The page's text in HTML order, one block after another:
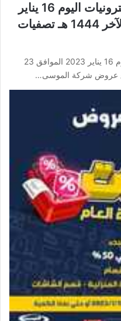
عروض شركة الموسى للإلكترونيات اليوم 16 يناير
2023 الموافق 23 جمادى الآخر 1444 هـ تصفيات
عروض شركة الموسى للإلكترونيات اليوم 16 يناير 2023 الموافق 23